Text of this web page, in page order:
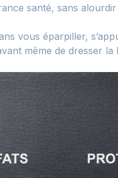
santé, sans
vous éparpiller,
même de dresser la